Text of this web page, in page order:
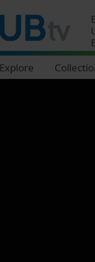
Explore